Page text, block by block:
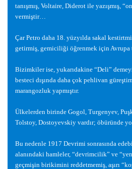
tanışmış, Voltaire, Diderot ile yazışmış,
vermiştir…
Çar Petro daha 18. yüzyılda sakal kestirtmi
getirmiş, gemiciliği öğrenmek için Avrupa
Bizimkiler ise, yukarıdakine “Deli”
besteci dışında daha çok pehlivan güreş
marangozluk yapmıştır.
Ülkelerden birinde Gogol, Turgenyev, Puş
Tolstoy, Dostoyevskiy vardır; öbüründe
Bu nedenle 1917 Devrimi sonrasında
alanındaki hamleler, “devrimcilik” ve
geçmişin birikimini reddetmemiş, aşırı